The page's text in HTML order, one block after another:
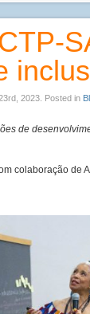
2023. Posted in
de
colaboração de